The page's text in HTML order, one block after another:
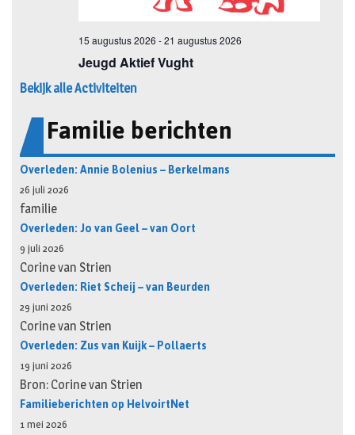
Bekijk alle Activiteiten
Familie berichten
Overleden: Annie Bolenius – Berkelmans
26 juli 2026
familie
Overleden: Jo van Geel – van Oort
9 juli 2026
Corine van Strien
Overleden: Riet Scheij – van Beurden
29 juni 2026
Corine van Strien
Overleden: Zus van Kuijk – Pollaerts
19 juni 2026
Bron: Corine van Strien
Familieberichten op HelvoirtNet
1 mei 2026